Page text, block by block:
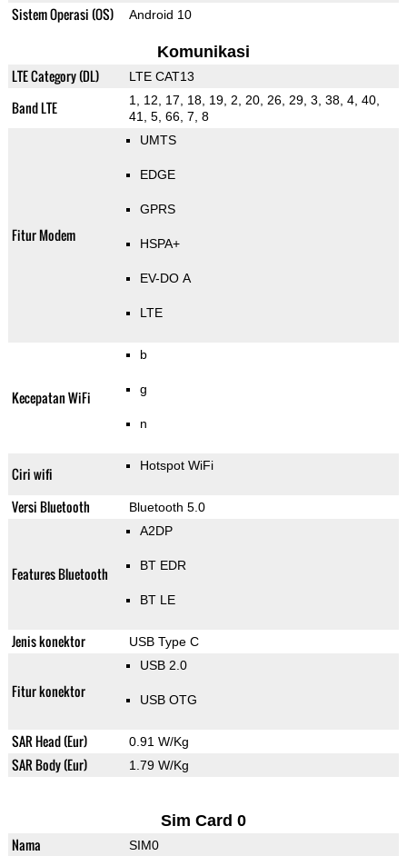
Sistem Operasi (OS)
Android 10
Komunikasi
LTE Category (DL) LTE CAT13
Band LTE
1, 12, 17, 18, 19, 2, 20, 26, 29, 3, 38, 4, 40,
41, 5, 66, 7, 8
Fitur Modem
UMTS
EDGE
GPRS
HSPA+
EV-DO A
LTE
Kecepatan WiFi
b
g
n
Ciri wifi Hotspot WiFi
Versi Bluetooth Bluetooth 5.0
Features Bluetooth
A2DP
BT EDR
BT LE
Jenis konektor USB Type C
Fitur konektor
USB 2.0
USB OTG
SAR Head (Eur) 0.91 W/Kg
SAR Body (Eur) 1.79 W/Kg
Sim Card 0
Nama SIM0